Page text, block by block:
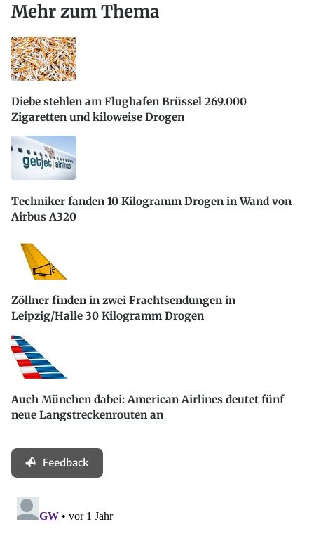
Mehr zum Thema
Diebe stehlen am Flughafen Brüssel 269.000
Zigaretten und kiloweise Drogen
Techniker fanden 10 Kilogramm Drogen in Wand von
Airbus A320
Zöllner finden in zwei Frachtsendungen in
Leipzig/Halle 30 Kilogramm Drogen
Auch München dabei: American Airlines deutet fünf
neue Langstreckenrouten an
Feedback